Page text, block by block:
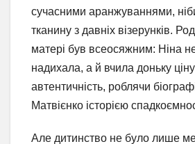
сучасними аранжуваннями,
тканину з давніх візерунків.
матері був всеосяжним: Ніна
надихала, а й вчила доньку
автентичність, роблячи
Матвієнко історією
Але дитинство не було лише